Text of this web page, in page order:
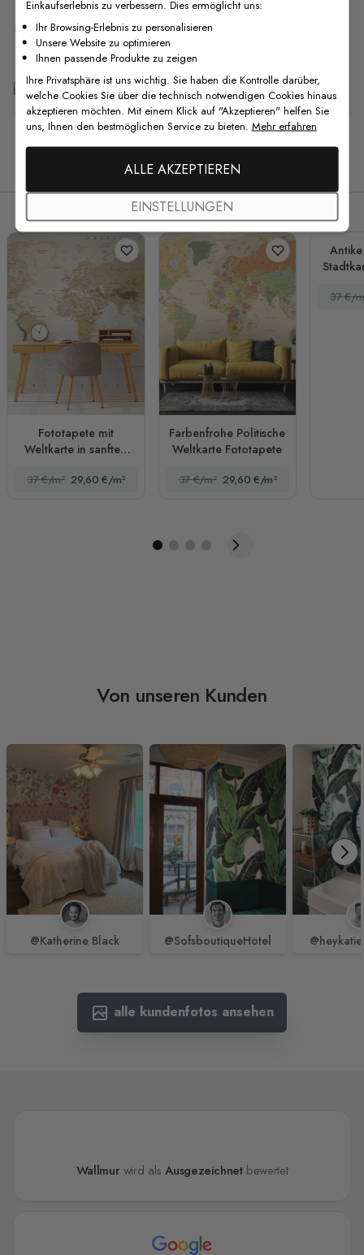
F.A.Q
Kostenlose Anpassung
Verwandte Produkte
Fototapete mit
Weltkarte in sanften
37 €/m² 29,60 €/m²
Farbenfrohe Politische
Weltkarte Fototapete
37 €/m² 29,60 €/m²
37 €/
Von unseren Kunden
@Katherine Black @SofsboutiqueHotel
alle kundenfotos ansehen
Wallmur wird alsAusgezeichnetbewertet
Einkaufserlebnis zu verbessern. Dies ermöglicht uns:
Ihr Browsing-Erlebnis zu personalisieren
Unsere Website zu optimieren
Ihnen passende Produkte zu zeigen
Ihre Privatsphäre ist uns wichtig. Sie haben die Kontrolle darüber,
welche Cookies Sie über die technisch notwendigen Cookies hinaus
akzeptieren möchten. Mit einem Klick auf "Akzeptieren" helfen Sie
uns, Ihnen den bestmöglichen Service zu bieten. Mehr erfahren
ALLE AKZEPTIEREN
EINSTELLUNGEN